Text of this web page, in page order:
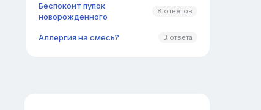
Беспокоит пупок
новорожденного
8 ответов
Аллергия на смесь? 3 ответа